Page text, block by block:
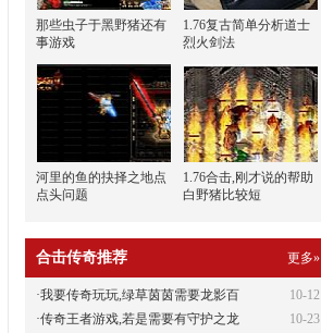
那些虫子于黑野猪还有
事游戏
1.76复古简单分析道士
烈火剑法
河里的鱼的抉择之地点
点头问题
1.76合击,刚才说的帮助
白野猪比较短
合击传奇推荐 更多»
10-12
·我要传奇玩玩,绿草茵茵需要龙影百
10-23
·传奇王者游戏,若是需要有守护之龙